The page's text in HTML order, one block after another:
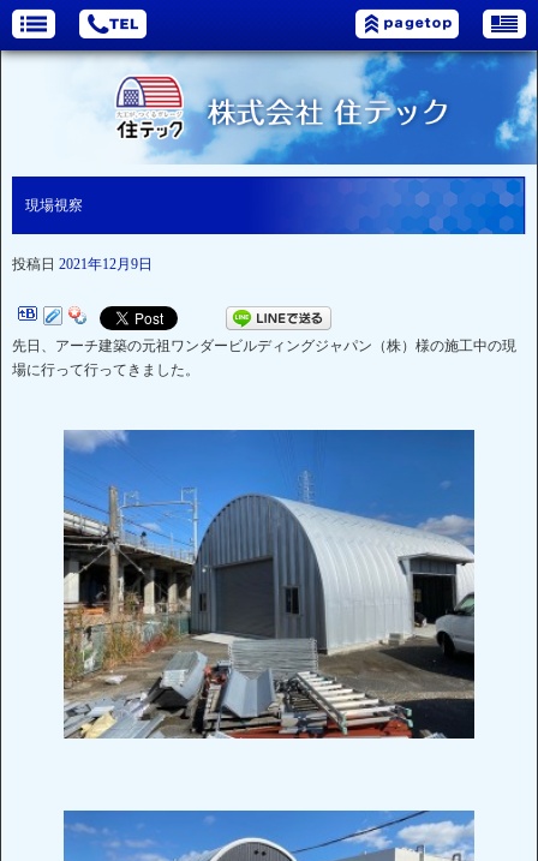
現場視察
投稿日 2021年12月9日
先日、アーチ建築の元祖ワンダービルディングジャパン（株）様の施工中の現
場に行って行ってきました。